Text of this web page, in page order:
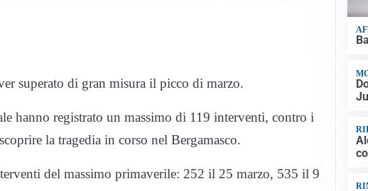
superato di gran misura il picco di marzo.
hanno registrato un massimo di 119 interventi, contro i
la tragedia in corso nel Bergamasco.
del massimo primaverile: 252 il 25 marzo, 535 il 9